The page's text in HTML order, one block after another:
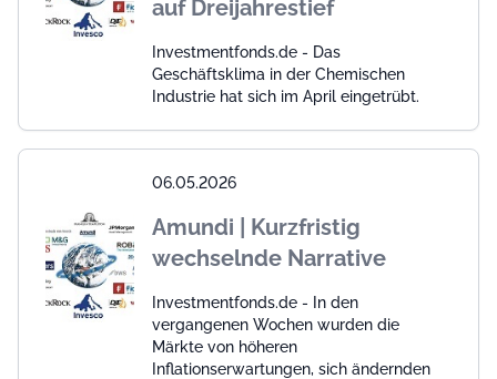
auf Dreijahrestief
Investmentfonds.de - Das
Geschäftsklima in der Chemischen
Industrie hat sich im April eingetrübt.
06.05.2026
Amundi | Kurzfristig
wechselnde Narrative
Investmentfonds.de - In den
vergangenen Wochen wurden die
Märkte von höheren
Inflationserwartungen, sich ändernden